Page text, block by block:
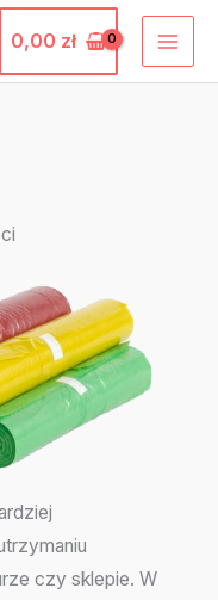
0,00 zł
czy sklepie. W